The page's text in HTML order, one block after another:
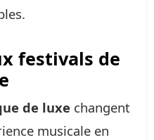
festivals de
de luxe changent
musicale en